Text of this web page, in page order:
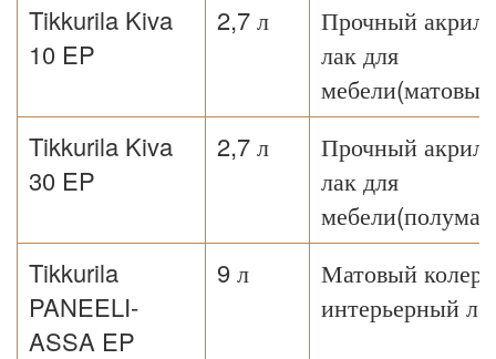
Tikkurila Kiva
10 EP
2,7 л
Прочный
лак для
Tikkurila Kiva
30 EP
2,7 л
Прочный
лак для
Tikkurila
PANEELI-
ASSA EP
9 л
Матовый
интерьерный